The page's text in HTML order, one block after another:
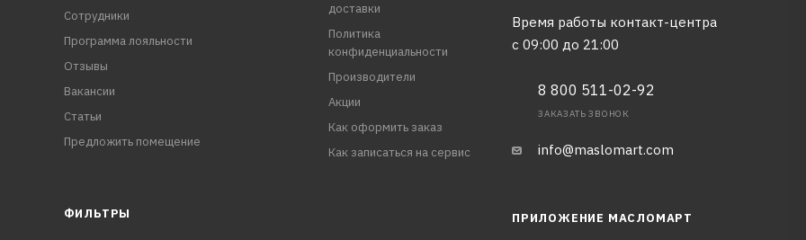
Сотрудники
Программа лояльности
Отзывы
Вакансии
Статьи
Предложить помещение
доставки
Политика
конфиденциальности
Производители
Акции
Как оформить заказ
Как записаться на сервис
Время работы контакт-центра
с 09:00 до 21:00
8 800 511-02-92
ЗАКАЗАТЬ ЗВОНОК
info@maslomart.com
ФИЛЬТРЫ ПРИЛОЖЕНИЕ МАСЛОМАРТ